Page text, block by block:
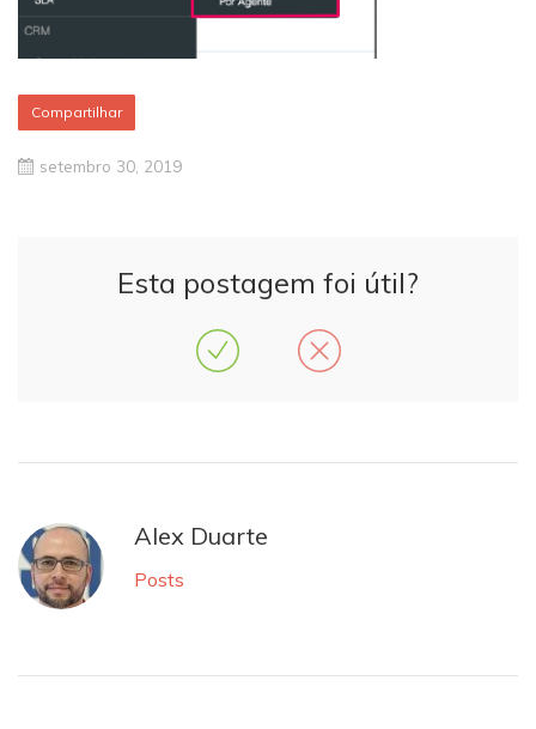
Compartilhar
setembro 30, 2019
Esta postagem foi útil?
Alex Duarte
Posts